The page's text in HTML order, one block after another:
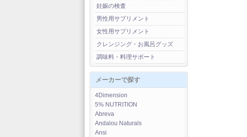
妊娠の検査
男性用サプリメント
女性用サプリメント
クレンジング・お風呂グッズ
調味料・料理サポート
メーカーで探す
4Dimension
5% NUTRITION
Abreva
Andalou Naturals
Ansi